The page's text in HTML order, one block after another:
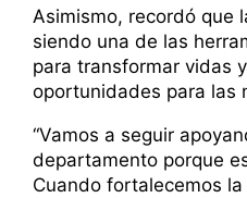
Asimismo, recordó que
siendo una de las
para transformar vidas
oportunidades para las
“Vamos a seguir
departamento porque
Cuando fortalecemos